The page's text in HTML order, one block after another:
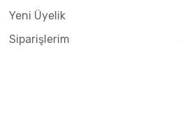
Yeni Üyelik
Siparişlerim